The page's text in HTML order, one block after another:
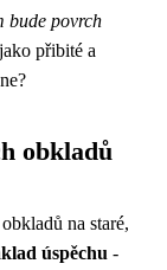
bude povrch
přibité a
obkladů
na staré,
úspěchu -